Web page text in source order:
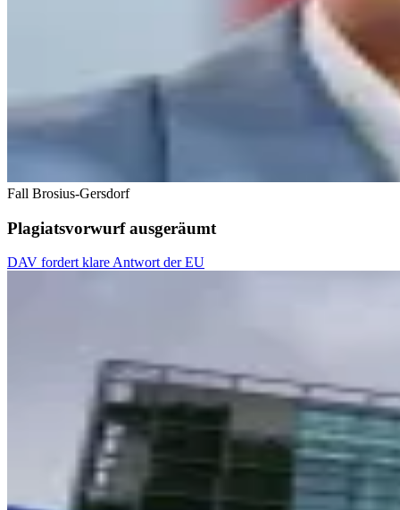
Fall Brosius-Gersdorf
Plagiatsvorwurf ausgeräumt
DAV fordert klare Antwort der EU